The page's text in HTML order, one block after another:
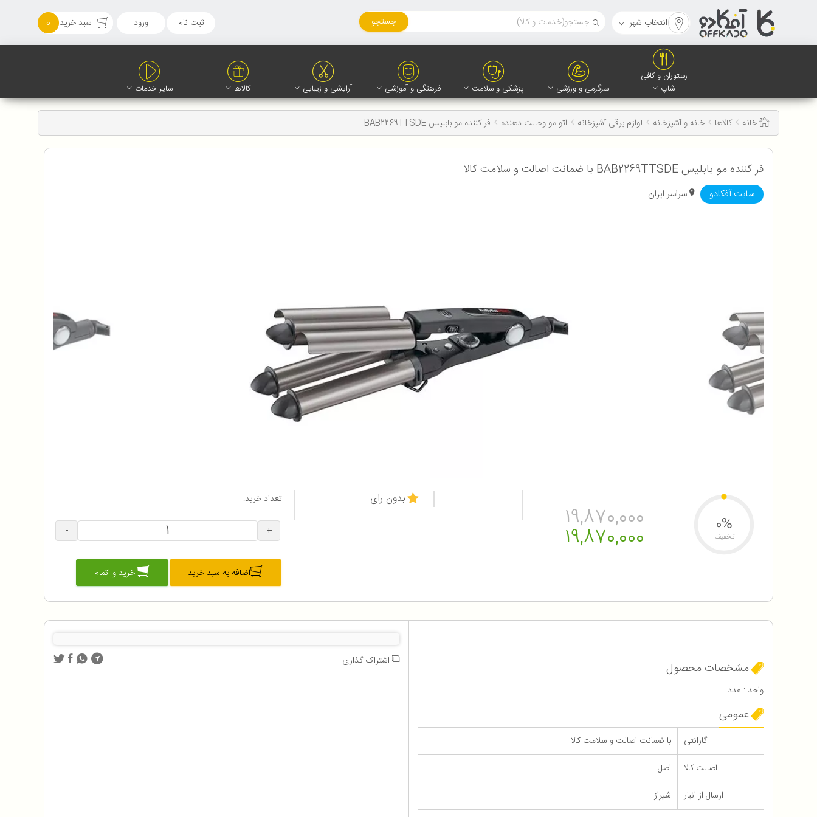
انتخاب شهر جستجو ثبت نام ورود سبد خرید 0
رستوران و کافی
شاپ
سرگرمی و ورزشی پزشکی و سلامت فرهنگی و آموزشی آرایشی و زیبایی کالاها سایر خدمات
خانه کالاها خانه و آشپزخانه لوازم برقی آشپزخانه اتو مو وحالت دهنده فر کننده مو بابلیس BAB2269TTSDE
فر کننده مو بابلیس BAB2269TTSDE با ضمانت اصالت و سلامت کالا
سایت آفکادو سراسر ایران
19,870,000
19,870,000 0%
تخفیف
بدون رای تعداد خرید:
+
-
اضافه به سبد خرید خرید و اتمام
مشخصات محصول
واحد : عدد
عمومی
گارانتی
با ضمانت اصالت و سلامت کالا
اصالت کالا
اصل
ارسال از انبار
شیراز
اشتراک گذاری